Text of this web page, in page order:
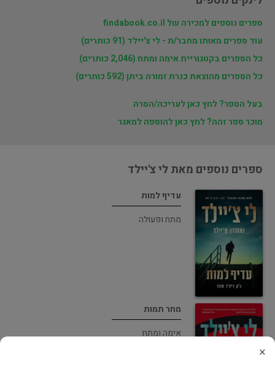
ספרים נוספים למכירה של findabook.co.il
עוד ספרים מאותו מחבר/ת - לי צ'יילד (91 כותרים)
כל הספרים בקטגוריית אימה ומתח (2,046 כותרים)
כל הספרים מהוצאת כנרת זמורה ביתן (592 כותרים)
בעל הספר? לחץ כאן לעריכה/הסרה
מוכר ספר זהה? לחץ כאן להוספה למאגר
ספרים נוספים מאת לי צ'יילד
עדיף למות
מתח ופעולה
מחר תמות
אימה ומתח
×